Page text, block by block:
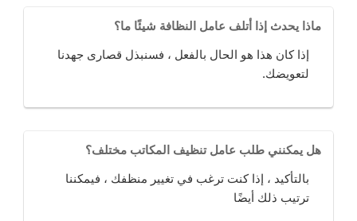
ماذا يحدث إذا أتلف عامل النظافة شيئًا ما؟
إذا كان هذا هو الحال بالفعل ، فسنبذل قصارى جهدنا
لتعويضك.
هل يمكنني طلب عامل تنظيف المكاتب مختلف؟
بالتأكيد ، إذا كنت ترغب في تغيير منظفك ، فيمكننا
ترتيب ذلك أيضًا